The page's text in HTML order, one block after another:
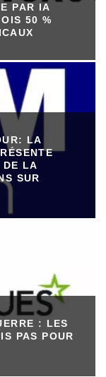
PAR IA
50 %
LA
DE LA
SUR
: LES
PAS POUR